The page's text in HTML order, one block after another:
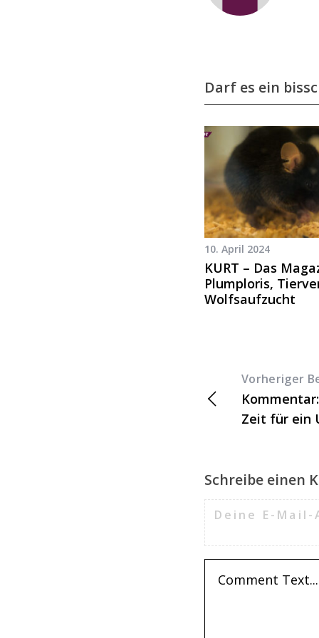
Darf es ein
10. April 2024
KURT – Das
Plumploris,
Wolfsaufzucht
Vorheriger
Zeit für ein
Schreibe einen
Deine E-